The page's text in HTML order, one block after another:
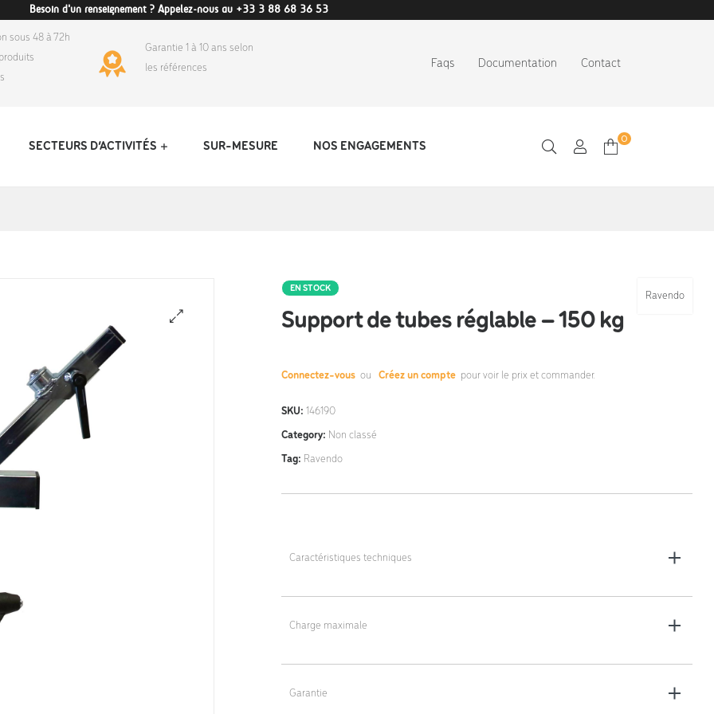
Besoin d'un renseignement ? Appelez-nous au +33 3 88 68 36 53
sous 48 à 72h
Garantie 1 à 10 ans selon
les références
Faqs Documentation Contact
SECTEURS D’ACTIVITÉS SUR-MESURE NOS ENGAGEMENTS
0
Ravendo
EN STOCK
Support de tubes réglable – 150 kg
Connectez-vous ou Créez un compte pour voir le prix et commander.
SKU: 146190
Category: Non classé
Tag: Ravendo
Caractéristiques techniques
Dimensions : 60 x 60 x 110 cm
Poids : 6,5 kg
Charge maximale
150 kg
Garantie